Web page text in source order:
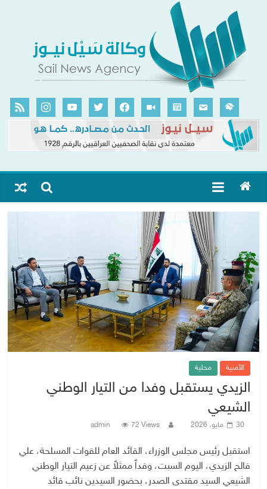
الأمنية محلية
الزيدي يستقبل وفدا من التيار الوطني
الشيعي
30 مايو، 2026 admin 72 Views
استقبل رئيس مجلس الوزراء، القائد العام للقوات المسلحة، علي
فالح الزيدي، اليوم السبت، وفداً ممثلاً عن زعيم التيار الوطني
الشيعي السيد مقتدى الصدر، بحضور السيدين نائب قائد